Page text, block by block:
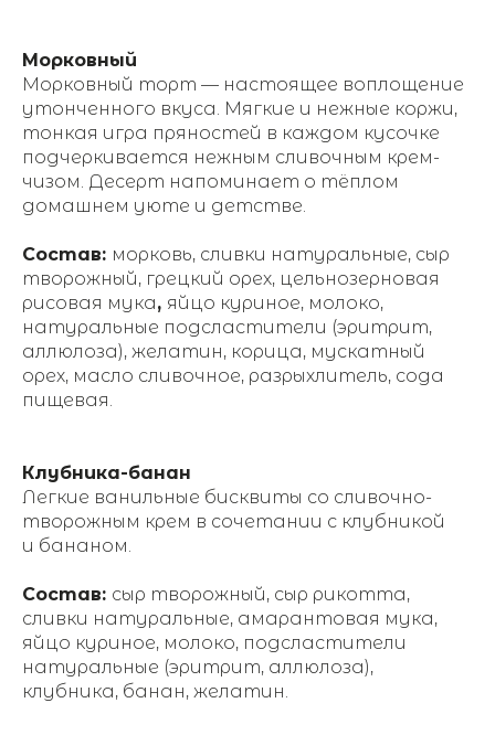
Морковный
Морковный торт — настоящее воплощение
утонченного вкуса. Мягкие и нежные коржи,
тонкая игра пряностей в каждом кусочке
подчеркивается нежным сливочным крем-
чизом. Десерт напоминает о тёплом
домашнем уюте и детстве.
Состав: морковь, сливки натуральные, сыр
творожный, грецкий орех, цельнозерновая
рисовая мука, яйцо куриное, молоко,
натуральные подсластители (эритрит,
аллюлоза), желатин, корица, мускатный
орех, масло сливочное, разрыхлитель, сода
пищевая.
Клубника-банан
Легкие ванильные бисквиты со сливочно-
творожным крем в сочетании с клубникой
и бананом.
Состав: сыр творожный, сыр рикотта,
сливки натуральные, амарантовая мука,
яйцо куриное, молоко, подсластители
натуральные (эритрит, аллюлоза),
клубника, банан, желатин.